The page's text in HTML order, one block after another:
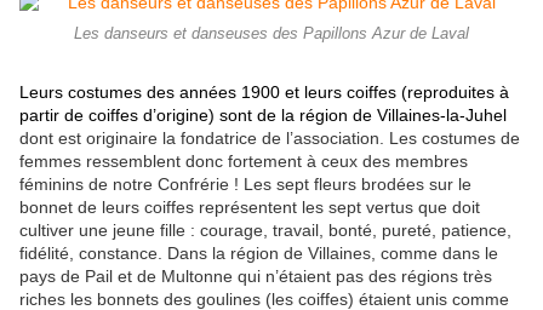
Les danseurs et danseuses des Papillons Azur de Laval
Leurs costumes des années 1900 et leurs coiffes (reproduites à
partir de coiffes d’origine) sont de la région de Villaines-la-Juhel
dont est originaire la fondatrice de l’association. Les costumes de
femmes ressemblent donc fortement à ceux des membres
féminins de notre Confrérie ! Les sept fleurs brodées sur le
bonnet de leurs coiffes représentent les sept vertus que doit
cultiver une jeune fille : courage, travail, bonté, pureté, patience,
fidélité, constance. Dans la région de Villaines, comme dans le
pays de Pail et de Multonne qui n’étaient pas des régions très
riches les bonnets des goulines (les coiffes) étaient unis comme